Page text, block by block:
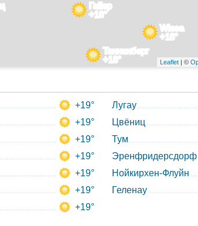
Гайер
+18°
Wiesa
+18°
Танненберг
+18°
Leaflet | ©
+19°
+19°
+19°
+19°
+19°
+19°
+19°
Лугау
Цвёниц
Тум
Эренфридерсдорф
Нойкирхен-Флуйн
Геленау